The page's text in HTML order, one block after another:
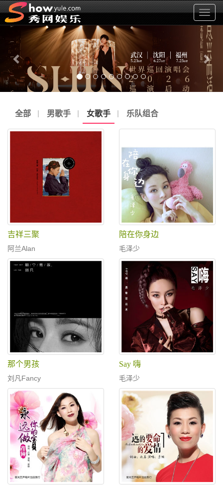
显
示
菜
单
上
一
张
下
一
张
全部 男歌手 女歌手 乐队组合
吉祥三聚
阿兰Alan
陪在你身边
毛泽少
那个男孩
刘凡Fancy
Say 嗨
毛泽少